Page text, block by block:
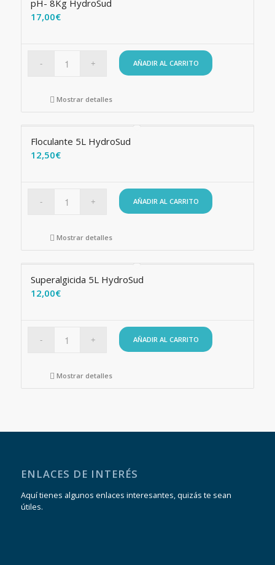
pH- 8Kg HydroSud
17,00€
AÑADIR AL CARRITO
Mostrar detalles
Floculante 5L HydroSud
12,50€
AÑADIR AL CARRITO
Mostrar detalles
Superalgicida 5L HydroSud
12,00€
AÑADIR AL CARRITO
Mostrar detalles
ENLACES DE INTERÉS
Aquí tienes algunos enlaces interesantes, quizás te sean
útiles.